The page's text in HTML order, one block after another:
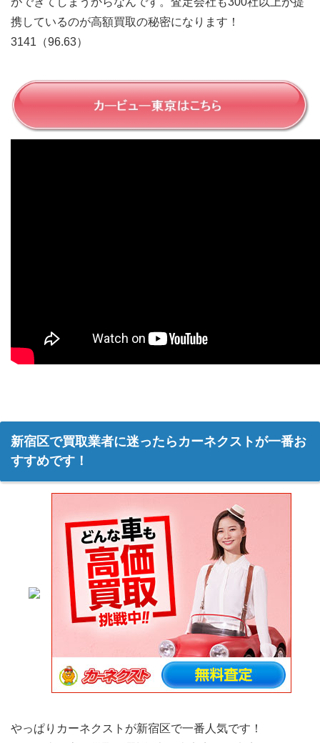
携しているのが高額買取の秘密になります！
3141（96.63）
新宿区で買取業者に迷ったらカーネクストが一番お
すすめです！
やっぱりカーネクストが新宿区で一番人気です！